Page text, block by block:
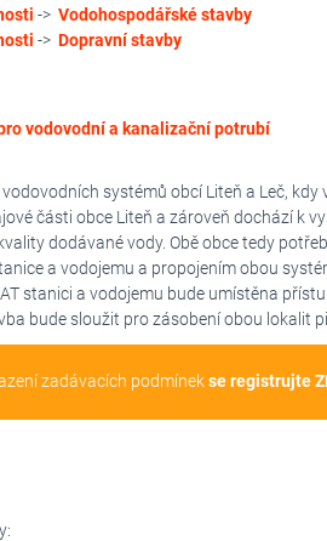
-> Vodohospodářské stavby
-> Dopravní stavby
vodovodní a kanalizační potrubí
systémů obcí Liteň a Leč,
části obce Liteň a zároveň dochází k
dodávané vody. Obě obce tedy
a vodojemu a propojením obou
stanici a vodojemu bude umístěna
bude sloužit pro zásobení obou lokalit
zadávacích podmínekse registrujte